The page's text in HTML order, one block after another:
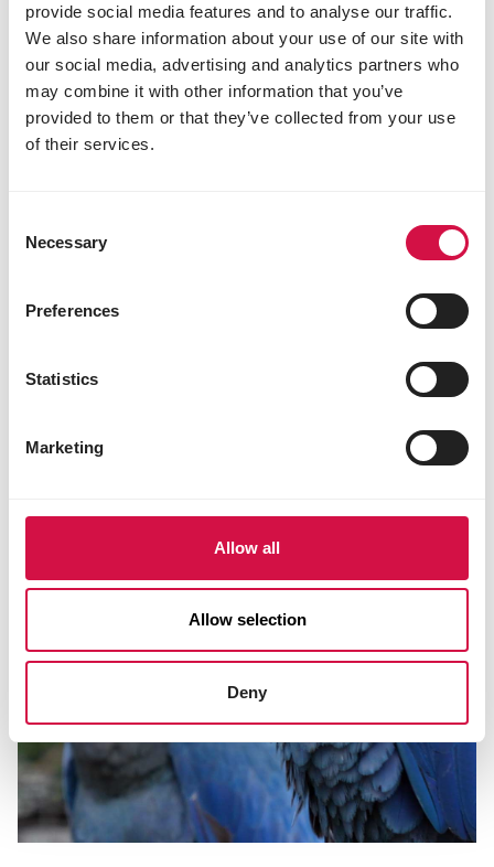
provide social media features and to analyse our traffic.
We also share information about your use of our site with
our social media, advertising and analytics partners who
may combine it with other information that you’ve
provided to them or that they’ve collected from your use
of their services.
Selection
Necessary
Preferences
Statistics
Marketing
Allow all
Allow selection
Deny
Condividi su
Condividi